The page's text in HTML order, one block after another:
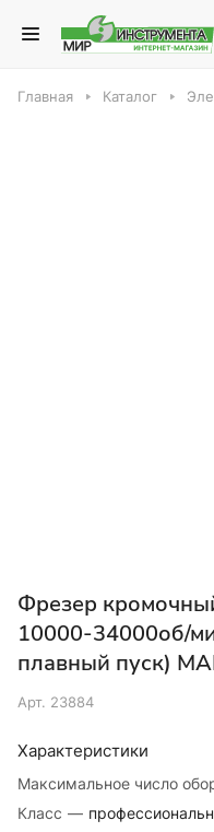
Главная Каталог
Фрезер
10000-34000об/
плавный пуск)
Арт. 23884
Характеристики
Максимальное число
Класс —